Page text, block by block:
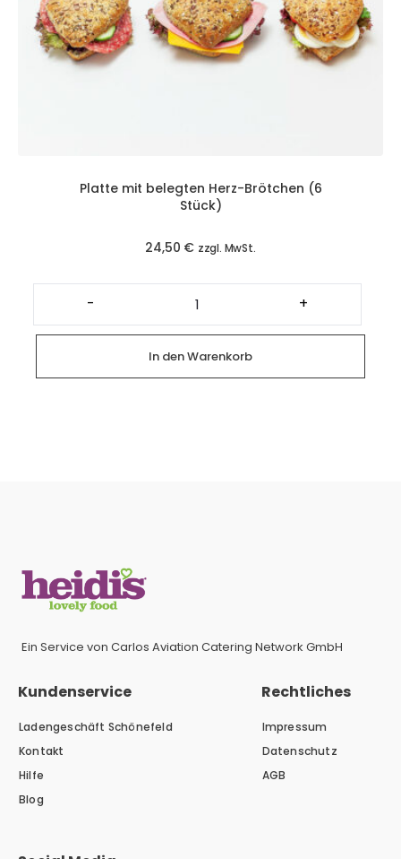
Platte mit belegten Herz-Brötchen (6
Stück)
24,50 € zzgl. MwSt.
-
Platte
mit
belegten
Herz-
Brötchen
(6
Stück)
Menge
+
In den Warenkorb
Ein Service von Carlos Aviation Catering Network GmbH
Kundenservice
Ladengeschäft Schönefeld
Kontakt
Hilfe
Blog
Rechtliches
Impressum
Datenschutz
AGB